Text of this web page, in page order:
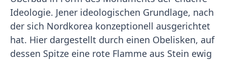
Ideologie. Jener ideologischen Grundlage, nach
der sich Nordkorea konzeptionell ausgerichtet
hat. Hier dargestellt durch einen Obelisken, auf
dessen Spitze eine rote Flamme aus Stein ewig